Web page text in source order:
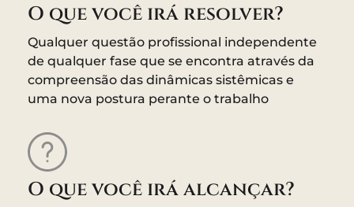
O que você irá resolver?
Qualquer questão profissional independente
de qualquer fase que se encontra através da
compreensão das dinâmicas sistêmicas e
uma nova postura perante o trabalho
O que você irá alcançar?